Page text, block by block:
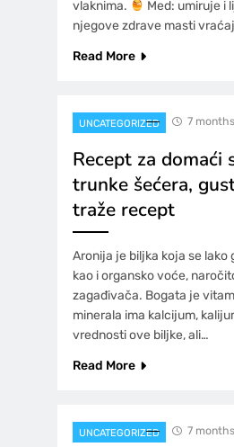
vlaknima.
Med: umiruje i
njegove zdrave masti
Read More
UNCATEGORIZED 7
Recept za domaći
trunke šećera,
traže recept
Aronija je biljka koja se
kao i organsko voće,
zagađivača. Bogata je
minerala ima kalcijum,
vrednosti ove biljke, ali…
Read More
UNCATEGORIZED 7